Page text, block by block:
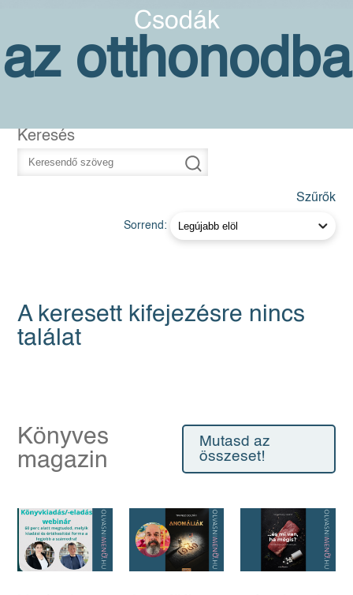
Csodák
az otthonodba
Keresés
Szűrők
Sorrend:
A keresett kifejezésre nincs
találat
Könyves
magazin
Mutasd az
összeset!